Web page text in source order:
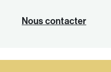
Nous contacter